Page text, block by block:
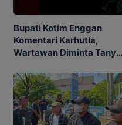
Bupati Kotim Enggan
Komentari Karhutla,
Wartawan Diminta Tanya